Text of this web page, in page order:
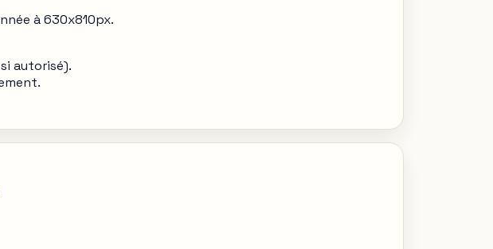
à 630x810px.
autorisé).